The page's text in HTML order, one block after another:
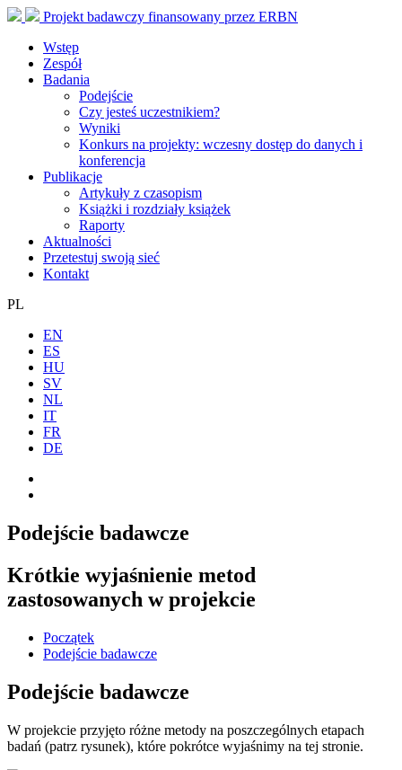
Projekt badawczy finansowany przez ERBN
Wstęp
Zespół
Badania
Podejście
Czy jesteś uczestnikiem?
Wyniki
Konkurs na projekty: wczesny dostęp do danych i
konferencja
Publikacje
Artykuły z czasopism
Książki i rozdziały książek
Raporty
Aktualności
Przetestuj swoją sieć
Kontakt
PL
EN
ES
HU
SV
NL
IT
FR
DE
Podejście badawcze
Krótkie wyjaśnienie metod
zastosowanych w projekcie
Początek
Podejście badawcze
Podejście badawcze
W projekcie przyjęto różne metody na poszczególnych etapach
badań (patrz rysunek), które pokrótce wyjaśnimy na tej stronie.